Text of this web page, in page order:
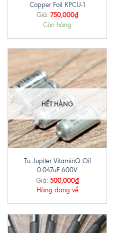
Copper Foil KPCU-1
Giá: 750,000₫
Còn hàng
HẾT HÀNG
Tụ Jupiter VitaminQ Oil
0.047uF 600V
Giá: 500,000₫
Hàng đang về